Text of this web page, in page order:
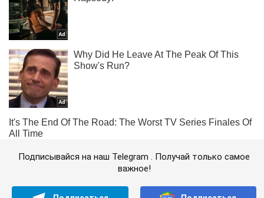
Подписывайся на наш Telegram . Получай только самое
важное!